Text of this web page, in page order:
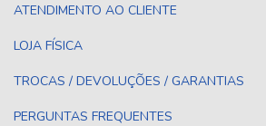
ATENDIMENTO AO CLIENTE
LOJA FÍSICA
TROCAS / DEVOLUÇÕES / GARANTIAS
PERGUNTAS FREQUENTES